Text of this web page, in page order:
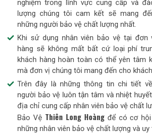
nghiệm trong lĩnh vực cung cấp và
lượng chúng tôi cam kết sẽ mang
những người bảo vệ chất lượng nhất.
Khi sử dụng nhân viên bảo vệ tại đơn
hàng sẽ không mất bất cứ loại phí
khách hàng hoàn toàn có thể yên tâm
mà đơn vị chúng tôi mang đến cho
Trên đây là những thông tin chi tiết
người bảo vệ luôn tận tâm và nhiệt
địa chỉ cung cấp nhân viên bảo vệ chất
Bảo Vệ Thiên Long Hoàngđể có cơ hội
những nhân viên bảo vệ chất lượng và uy